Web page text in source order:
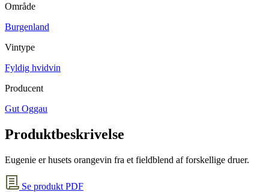
Område
Burgenland
Vintype
Fyldig hvidvin
Producent
Gut Oggau
Produktbeskrivelse
Eugenie er husets orangevin fra et fieldblend af forskellige druer.
Se produkt PDF